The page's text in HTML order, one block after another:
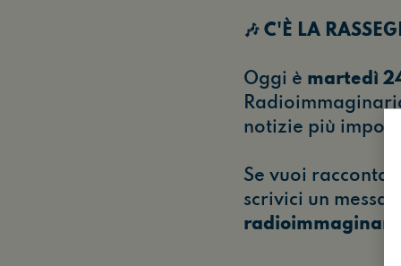
🎶 C'È LA
Oggi è martedì
notizie più
Se vuoi
scrivici un